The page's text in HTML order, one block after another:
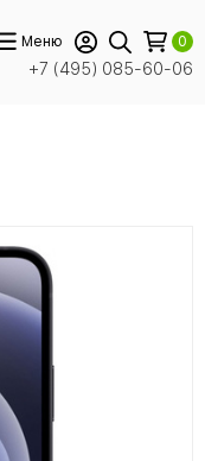
+7 (495) 085-60-06
Меню 0